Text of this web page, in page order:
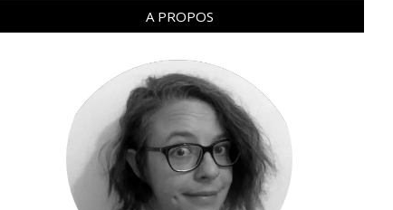
A PROPOS